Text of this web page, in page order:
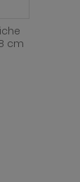
cm